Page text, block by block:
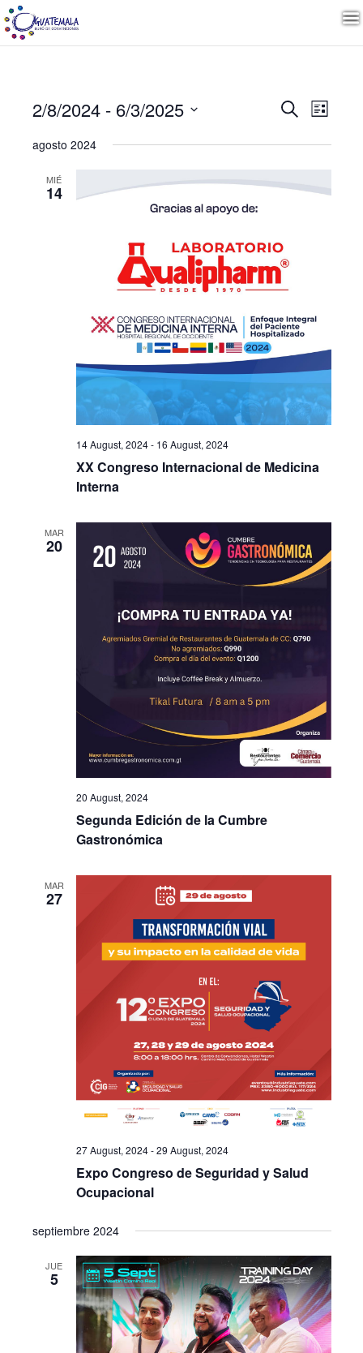
de
y
vistas
de
Buscar
de
vistas
Lista
2/8/2024 - 6/3/2025
fecha.
agosto 2024
MIÉ
14
14 August, 2024- 16 August, 2024
XX Congreso Internacional de Medicina
Interna
MAR
20
20 August, 2024
Segunda Edición de la Cumbre
Gastronómica
MAR
27
27 August, 2024-29 August, 2024
Expo Congreso de Seguridad y Salud
Ocupacional
septiembre 2024
JUE
5